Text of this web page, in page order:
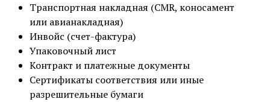
Транспортная накладная (CMR, коносамент
или авианакладная)
Инвойс (счет-фактура)
Упаковочный лист
Контракт и платежные документы
Сертификаты соответствия или иные
разрешительные бумаги